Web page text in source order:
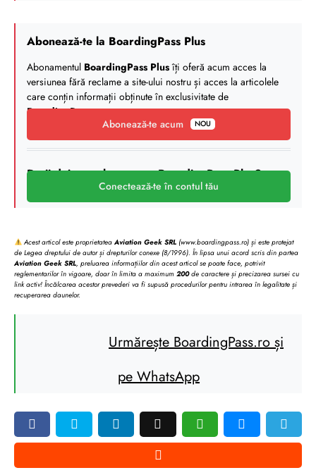
Abonează-te la BoardingPass Plus
Abonamentul BoardingPass Plusîți oferă acum acces la
versiunea fără reclame a site-ului nostru și acces la articolele
care conțin informații obținute în exclusivitate de
BoardingPass.
Abonează-te acum
NOU
Deții deja un abonament BoardingPass Plus?
Conectează-te în contul tău
Acest articol este proprietateaAviation Geek SRL (www.boardingpass.ro) și este protejat
de Legea dreptului de autor și drepturilor conexe (8/1996). În lipsa unui acord scris din partea
Aviation Geek SRL, preluarea informațiilor din acest articol se poate face, potrivit
reglementarilor în vigoare, doar în limita a maximum 200de caractere și precizarea sursei cu
link activ! Încălcarea acestor prevederi va fi supusă procedurilor pentru intrarea în legalitate și
recuperarea daunelor.
Urmărește BoardingPass.ro și
pe WhatsApp